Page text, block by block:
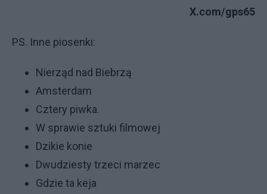
X.com/gps65
PS. Inne piosenki:
Nierząd nad Biebrzą
Amsterdam
Cztery piwka.
W sprawie sztuki filmowej
Dzikie konie
Dwudziesty trzeci marzec
Gdzie ta keja